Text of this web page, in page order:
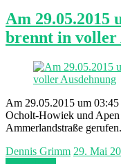
Am 29.05.2015
brennt in voller
Am 29.05.2015 um
Ocholt-Howiek und
Ammerlandstraße gerufen.
Dennis Grimm 29. Mai